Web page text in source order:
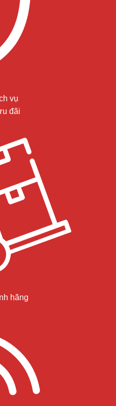
vụ
đãi
hãng